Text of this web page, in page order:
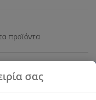
προϊόντα
ξύλο. Π75 x
σας